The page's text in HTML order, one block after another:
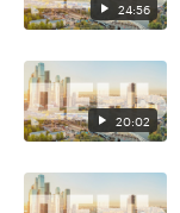
24:56
20:02